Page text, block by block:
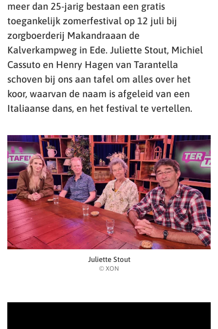
meer dan 25-jarig bestaan een gratis
toegankelijk zomerfestival op 12 juli bij
zorgboerderij Makandraaan de
Kalverkampweg in Ede. Juliette Stout, Michiel
Cassuto en Henry Hagen van Tarantella
schoven bij ons aan tafel om alles over het
koor, waarvan de naam is afgeleid van een
Italiaanse dans, en het festival te vertellen.
Juliette Stout
© XON